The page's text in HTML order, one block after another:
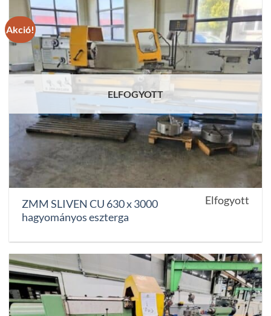
Akció!
ELFOGYOTT
ZMM SLIVEN CU 630 x 3000
hagyományos eszterga
Elfogyott